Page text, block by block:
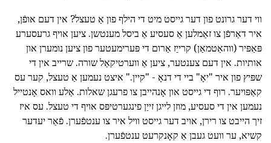
ווי דער גרונט פון דער גייסט מיט די הילף פון אַ טעצל? אין דעם אופֿן,
איר דאַרפֿן צו זאַמלען אַ סעסיע אַ ביסל מענטשן. ציען אויף גרעסערע
פּאַפּיר (ווהאַטמאַן) קרייַז אַרום די פּערימעטער פון ציען נומערן און
אותיות. אין דעם צענטער, ציען אַ ווערטיקאַל שורה. שרייב אין די
שפּיץ פון איר "יאָ" ביי די דנאָ - "קיין." איצט נעמען אַ טעצל, קער עס
קאַפּויער. רוף די גייסט און אָנהייבן צו פרעגן שאלות. אַלע וואס אָנטייל
נעמען אין די סעסיע, מוזן לייגן זייַן פינגערטיפּס אויף די טעצל. עס איז
זיך הייבט צו רירן, אויב דער גייסט וויל איר צו ענטפֿערן. פֿאַר יעדער
קשיא, ער וועט געבן אַ קאָנקרעט ענטפֿערן.